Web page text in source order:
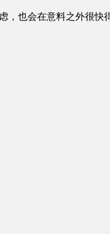
，也会在意料之外很快